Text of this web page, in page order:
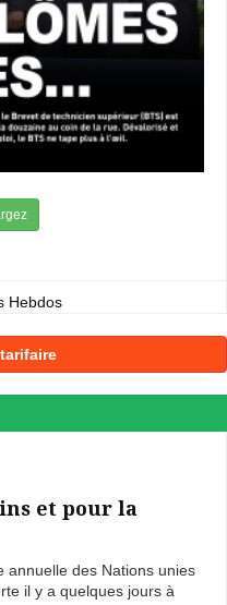
Hebdos
et pour la
annuelle des Nations unies
il y a quelques jours à